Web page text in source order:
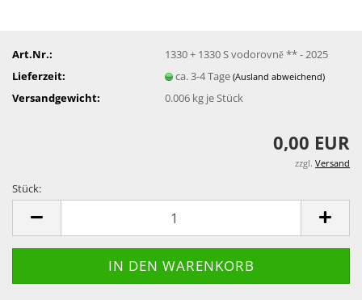
Art.Nr.:
1330 + 1330 S vodorovně ** - 2025
Lieferzeit:
ca. 3-4 Tage(Ausland abweichend)
Versandgewicht: 0.006 kg je Stück
0,00 EUR
zzgl. Versand
Stück: